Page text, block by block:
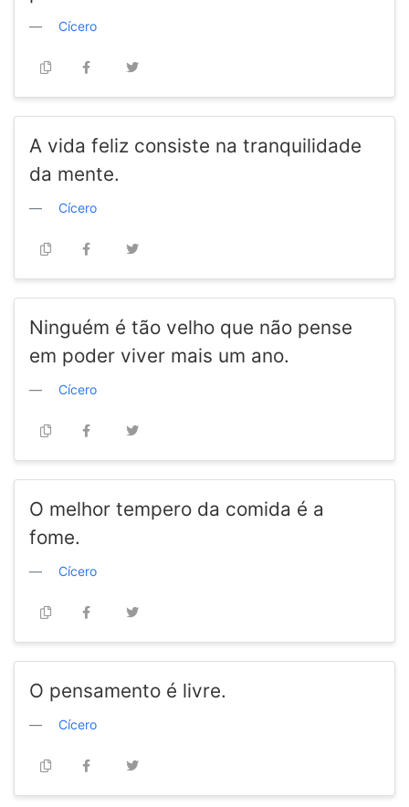
Cícero
A vida feliz consiste na tranquilidade
da mente.
Cícero
Ninguém é tão velho que não pense
em poder viver mais um ano.
Cícero
O melhor tempero da comida é a
fome.
Cícero
O pensamento é livre.
Cícero